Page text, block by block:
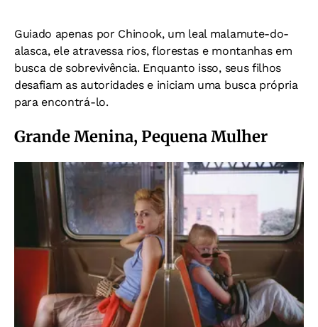
Guiado apenas por Chinook, um leal malamute-do-
alasca, ele atravessa rios, florestas e montanhas em
busca de sobrevivência. Enquanto isso, seus filhos
desafiam as autoridades e iniciam uma busca própria
para encontrá-lo.
Grande Menina, Pequena Mulher